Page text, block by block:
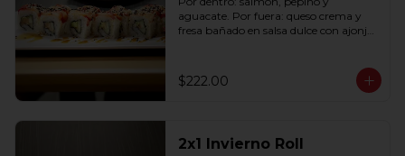
aguacate. Por fuera: queso crema y
fresa bañado en salsa dulce con ajonjolí
$222.00
2x1 Invierno Roll